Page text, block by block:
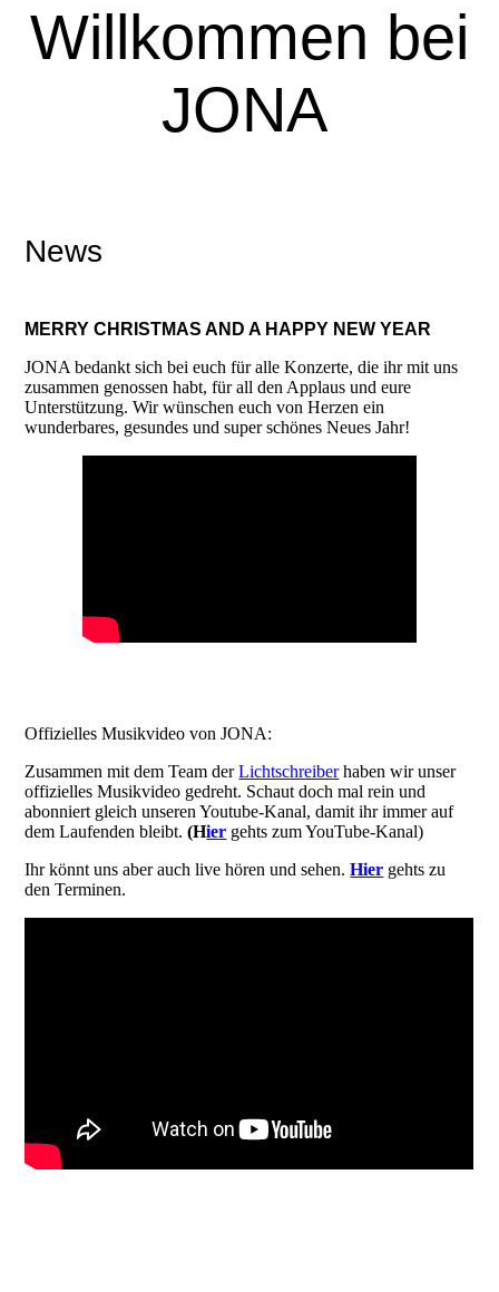
Willkommen bei
JONA
News
MERRY CHRISTMAS AND A HAPPY NEW YEAR
JONA bedankt sich bei euch für alle Konzerte, die ihr mit uns
zusammen genossen habt, für all den Applaus und eure
Unterstützung. Wir wünschen euch von Herzen ein
wunderbares, gesundes und super schönes Neues Jahr!
Offizielles Musikvideo von JONA:
Zusammen mit dem Team derLichtschreiberhaben wir unser
offizielles Musikvideo gedreht. Schaut doch mal rein und
abonniert gleich unseren Youtube-Kanal, damit ihr immer auf
dem Laufenden bleibt.(Hier gehts zum YouTube-Kanal)
Ihr könnt uns aber auch live hören und sehen.Hier gehts zu
den Terminen.